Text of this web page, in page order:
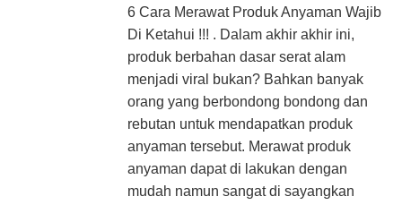
6 Cara Merawat Produk Anyaman Wajib
Di Ketahui !!! . Dalam akhir akhir ini,
produk berbahan dasar serat alam
menjadi viral bukan? Bahkan banyak
orang yang berbondong bondong dan
rebutan untuk mendapatkan produk
anyaman tersebut. Merawat produk
anyaman dapat di lakukan dengan
mudah namun sangat di sayangkan